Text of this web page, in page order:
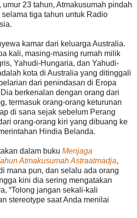
23 tahun, Atmakusumah pindah
tiga tahun untuk Radio
kamar dari keluarga Australia.
kali, masing-masing rumah milik
Yahudi-Hungaria, dan Yahudi-
kota di Australia yang ditinggali
dari penindasan di Eropa
berkenalan dengan orang dari
termasuk orang-orang keturunan
di sana sejak sebelum Perang
orang-orang kiri yang dibuang ke
Hindia Belanda.
dalam buku Menjaga
Atmakusumah Astraatmadja,
mana pun, dan selalu ada orang
kini dia sering mengatakan
“Tolong jangan sekali-kali
stereotype saat Anda menilai